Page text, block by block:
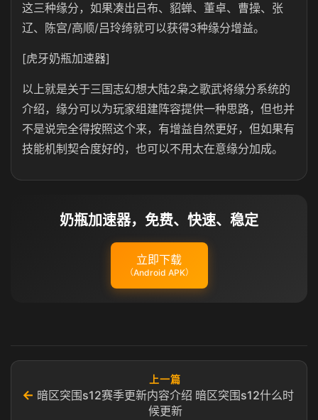
这三种缘分，如果凑出吕布、貂蝉、董卓、曹操、张
辽、陈宫/高顺/吕玲绮就可以获得3种缘分增益。
[虎牙奶瓶加速器]
以上就是关于三国志幻想大陆2枭之歌武将缘分系统的
介绍，缘分可以为玩家组建阵容提供一种思路，但也并
不是说完全得按照这个来，有增益自然更好，但如果有
技能机制契合度好的，也可以不用太在意缘分加成。
奶瓶加速器，免费、快速、稳定
立即下载
（Android APK）
←
上一篇
暗区突围s12赛季更新内容介绍 暗区突围s12什么时
候更新